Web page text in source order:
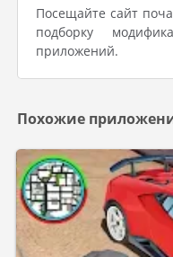
Посещайте сайт
подборку
приложений.
Похожие